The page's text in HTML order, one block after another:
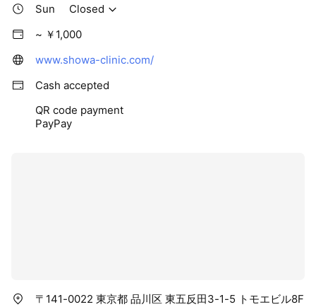
Sun
Closed
~ ￥1,000
www.showa-clinic.com/
Cash accepted
QR code payment
PayPay
〒141-0022 東京都 品川区 東五反田3-1-5 トモエビル8F